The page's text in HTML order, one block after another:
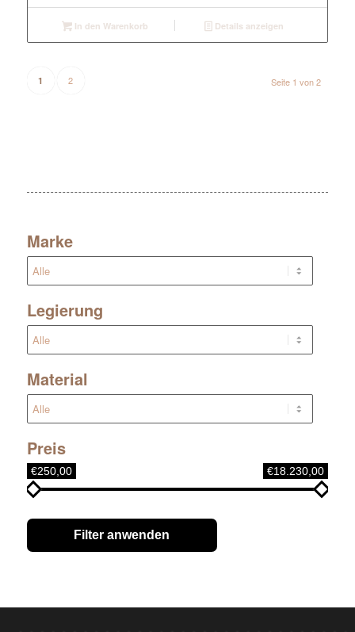
In den Warenkorb Details anzeigen
Seite 1 von 2
1 2
Marke
Legierung
Material
Preis
€250,00 €18.230,00
Filter anwenden